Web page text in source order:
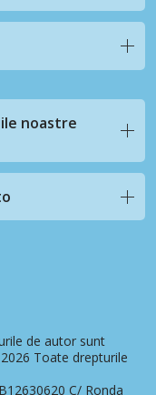
noastre
de autor sunt
Toate drepturile
C/ Ronda